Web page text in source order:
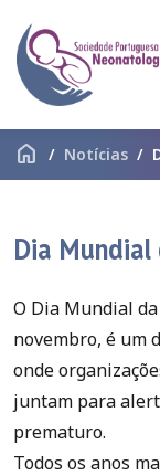
home Notícias
Dia
O Dia Mundial
novembro, é um
onde
juntam para
prematuro.
Todos os anos